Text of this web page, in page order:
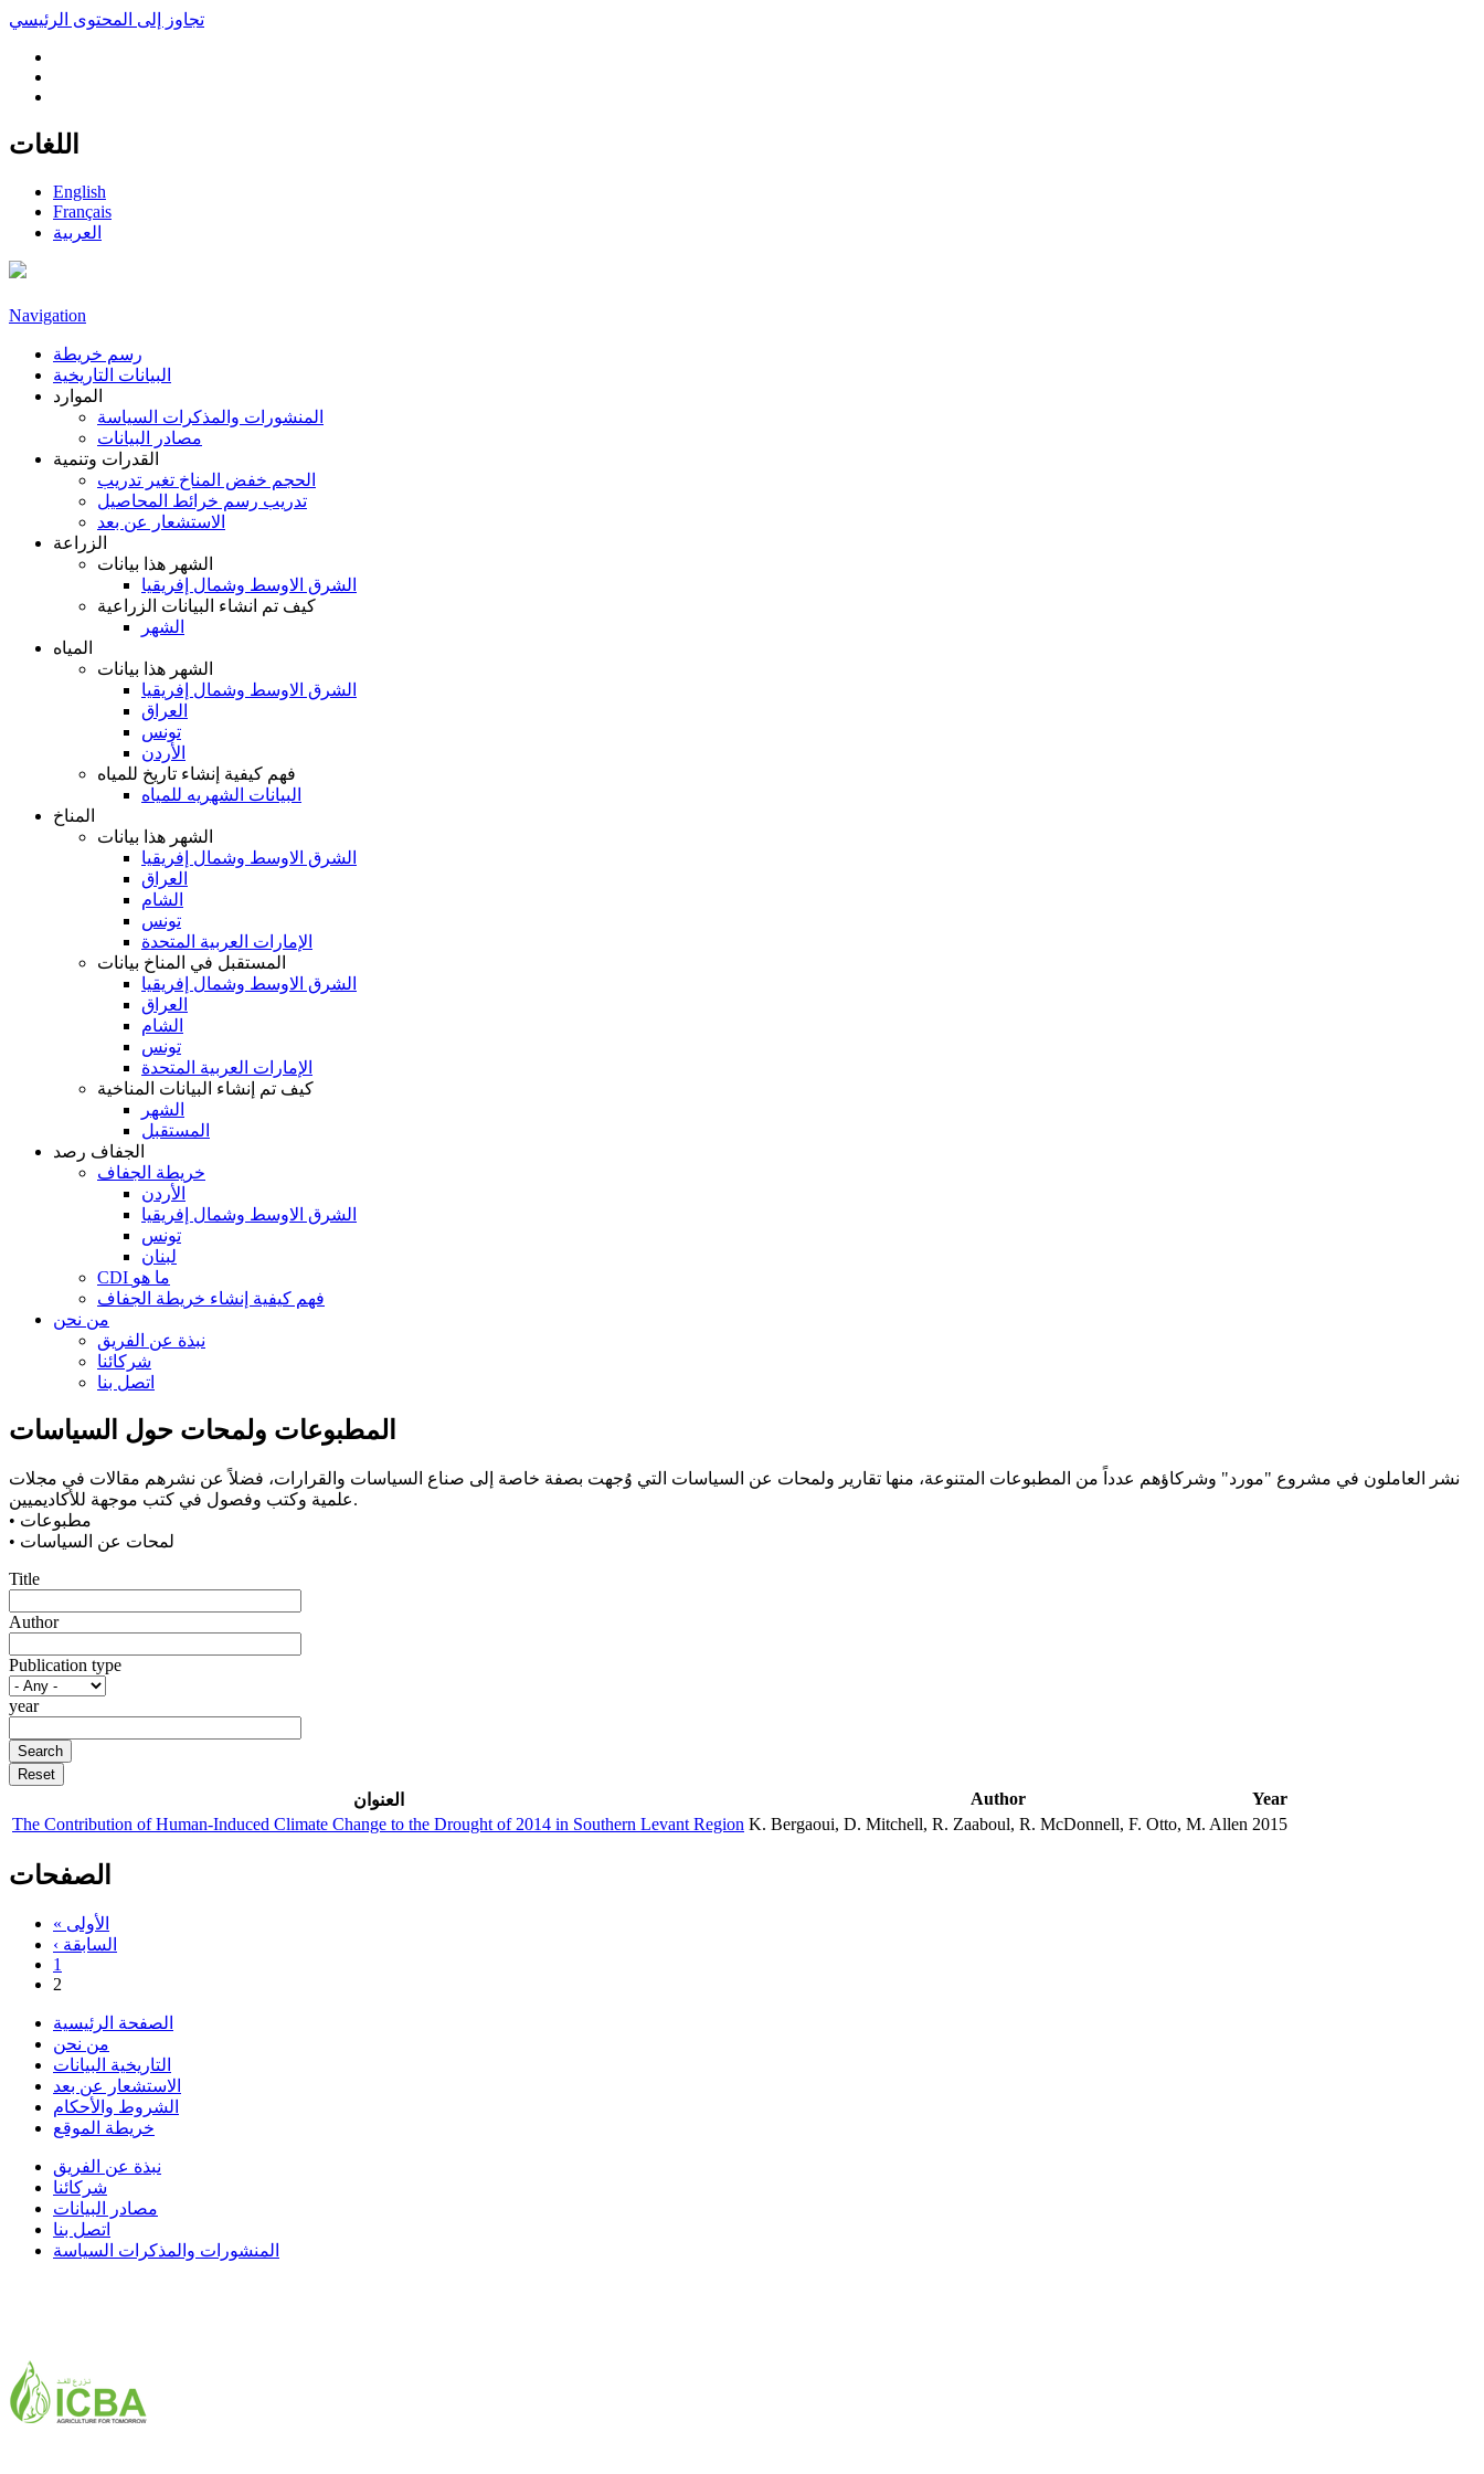
تجاوز إلى المحتوى الرئيسي
اللغات
English
Français
العربية
Navigation
رسم خريطة
البيانات التاريخية
الموارد
المنشورات والمذكرات السياسة
مصادر البيانات
القدرات وتنمية
الحجم خفض المناخ تغير تدريب
تدريب رسم خرائط المحاصيل
الاستشعار عن بعد
الزراعة
الشهر هذا بيانات
الشرق الاوسط وشمال إفريقيا
كيف تم انشاء البيانات الزراعية
الشهر
المياه
الشهر هذا بيانات
الشرق الاوسط وشمال إفريقيا
العراق
تونس
الأردن
فهم كيفية إنشاء تاريخ للمياه
البيانات الشهريه للمياه
المناخ
الشهر هذا بيانات
الشرق الاوسط وشمال إفريقيا
العراق
الشام
تونس
الإمارات العربية المتحدة
المستقبل في المناخ بيانات
الشرق الاوسط وشمال إفريقيا
العراق
الشام
تونس
الإمارات العربية المتحدة
كيف تم إنشاء البيانات المناخية
الشهر
المستقبل
الجفاف رصد
خريطة الجفاف
الأردن
الشرق الاوسط وشمال إفريقيا
تونس
لبنان
CDI ما هو
فهم كيفية إنشاء خريطة الجفاف
من نحن
نبذة عن الفريق
شركائنا
اتصل بنا
المطبوعات ولمحات حول السياسات
نشر العاملون في مشروع "مورد" وشركاؤهم عدداً من المطبوعات المتنوعة، منها تقارير ولمحات عن السياسات التي وُجهت بصفة خاصة إلى صناع السياسات والقرارات، فضلاً عن نشرهم مقالات في مجلات
علمية وكتب وفصول في كتب موجهة للأكاديميين.
• مطبوعات
• لمحات عن السياسات
Title
Author
Publication type
year
العنوان Author
Year
The Contribution of Human-Induced Climate Change to the Drought of 2014 in Southern Levant Region K. Bergaoui, D. Mitchell, R. Zaaboul, R. McDonnell, F. Otto, M. Allen 2015
الصفحات
« الأولى
‹ السابقة
1
2
الصفحة الرئيسية
من نحن
التاريخية البيانات
الاستشعار عن بعد
الشروط والأحكام
خريطة الموقع
نبذة عن الفريق
شركائنا
مصادر البيانات
اتصل بنا
المنشورات والمذكرات السياسة